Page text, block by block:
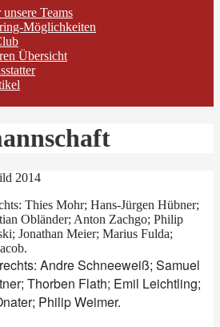
Teams
Möglichkeiten
Übersicht
Thies Mohr; Hans-Jürgen Hübner;
Obländer; Anton Zachgo; Philip
Jonathan Meier; Marius Fulda;
Andre Schneeweiß; Samuel
Thorben Flath; Emil Leichtling;
Philip Weimer.